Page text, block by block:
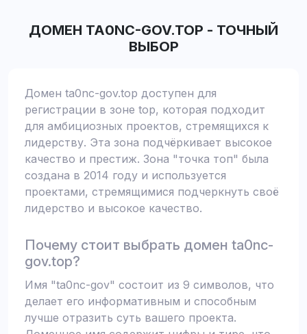
ДОМЕН TA0NC-GOV.TOP - ТОЧНЫЙ
ВЫБОР
Домен ta0nc-gov.top доступен для
регистрации в зоне top, которая подходит
для амбициозных проектов, стремящихся к
лидерству. Эта зона подчёркивает высокое
качество и престиж. Зона "точка топ" была
создана в 2014 году и используется
проектами, стремящимися подчеркнуть своё
лидерство и высокое качество.
Почему стоит выбрать домен ta0nc-
gov.top?
Имя "ta0nc-gov" состоит из 9 символов, что
делает его информативным и способным
лучше отразить суть вашего проекта.